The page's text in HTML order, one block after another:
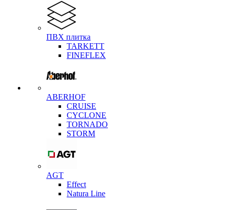
ПВХ плитка
TARKETT
FINEFLEX
ABERHOF
CRUISE
CYCLONE
TORNADO
STORM
AGT
Effect
Natura Line